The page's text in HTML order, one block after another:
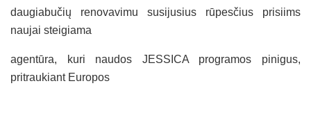
daugiabučių renovavimu susijusius rūpesčius prisiims
naujai steigiama
agentūra, kuri naudos JESSICA programos pinigus,
pritraukiant Europos